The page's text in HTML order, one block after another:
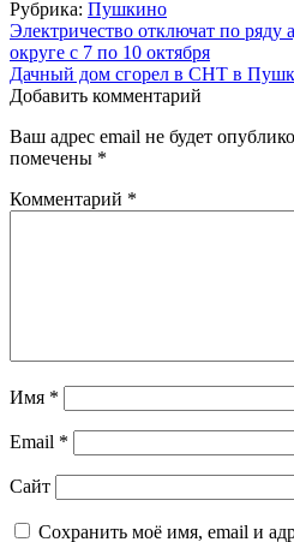
Рубрика: Пушкино
Навигация
по
записям
Электричество отключат по
округе с 7 по 10 октября
Дачный дом сгорел в СНТ в
Добавить комментарий
Ваш адрес email не будет
помечены *
Комментарий *
Имя *
Email *
Сайт
Сохранить моё имя, email и